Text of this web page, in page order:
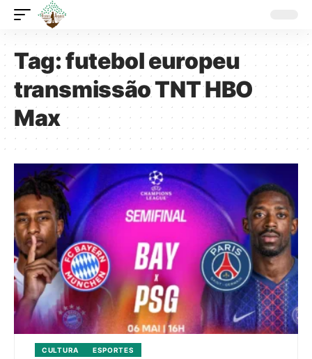
Tag:futebol europeu
transmissão TNT HBO
Max
CULTURA ESPORTES